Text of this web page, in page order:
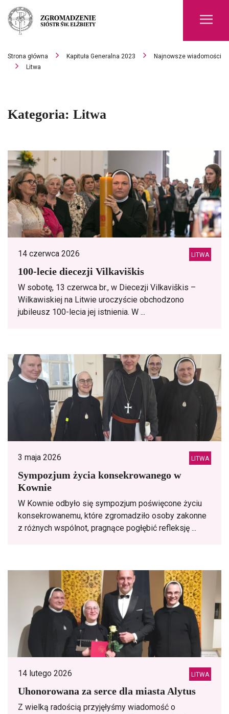
Strona główna Kapituła Generalna 2023
Najnowsze wiadomości
Litwa
Kategoria: Litwa
14 czerwca 2026 LITWA
100-lecie diecezji Vilkaviškis
W sobotę, 13 czerwca br., w Diecezji Vilkaviškis –
Wilkawiskiej na Litwie uroczyście obchodzono
jubileusz 100-lecia jej istnienia. W ...
3 maja 2026 LITWA
Sympozjum życia konsekrowanego w
Kownie
W Kownie odbyło się sympozjum poświęcone życiu
konsekrowanemu, które zgromadziło osoby zakonne
z różnych wspólnot, pragnące pogłębić refleksję ...
14 lutego 2026 LITWA
Uhonorowana za serce dla miasta Alytus
Z wielką radością przyjęłyśmy wiadomość o